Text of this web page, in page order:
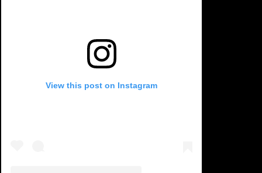
View this post on Instagram